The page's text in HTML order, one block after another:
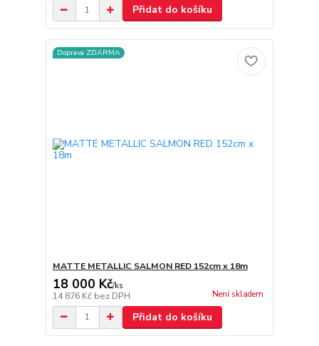
Přidat do košíku
Doprava ZDARMA
MATTE METALLIC SALMON RED 152cm x 18m
18 000 Kč/ks
14 876 Kč bez DPH Není skladem
Přidat do košíku